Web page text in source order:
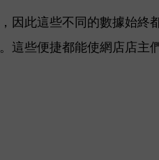
因此這些不同的數據始終
這些便捷都能使網店店主